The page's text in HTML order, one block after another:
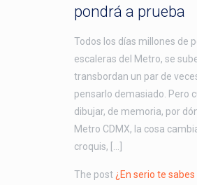
pondrá a prueba
Todos los días millones de
escaleras del Metro, se
transbordan un par de
pensarlo demasiado. Pero
dibujar, de memoria, por
Metro CDMX, la cosa
croquis, […]
The post ¿En serio te